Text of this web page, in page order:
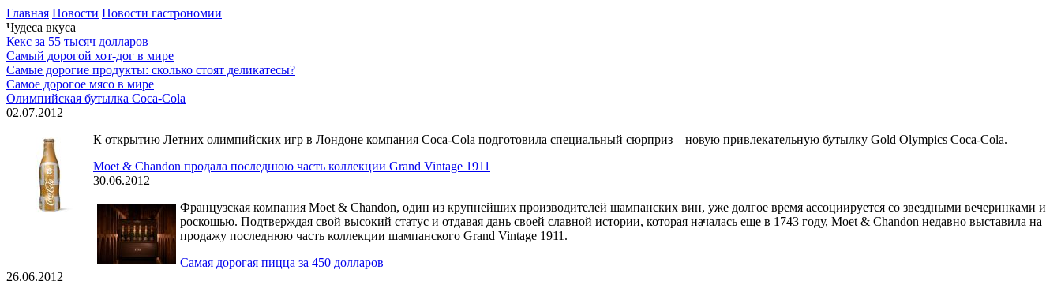
Главная Новости Новости гастрономии
Чудеса вкуса
Кекс за 55 тысяч долларов
Самый дорогой хот-дог в мире
Самые дорогие продукты: сколько стоят деликатесы?
Самое дорогое мясо в мире
Олимпийская бутылка Coca-Cola
02.07.2012
К открытию Летних олимпийских игр в Лондоне компания Coca-Cola подготовила специальный сюрприз – новую привлекательную бутылку Gold Olympics Coca-Cola.
Moet & Chandon продала последнюю часть коллекции Grand Vintage 1911
30.06.2012
Французская компания Moet & Chandon, один из крупнейших производителей шампанских вин, уже долгое время ассоциируется со звездными вечеринками и
роскошью. Подтверждая свой высокий статус и отдавая дань своей славной истории, которая началась еще в 1743 году, Moet & Chandon недавно выставила на
продажу последнюю часть коллекции шампанского Grand Vintage 1911.
Самая дорогая пицца за 450 долларов
26.06.2012